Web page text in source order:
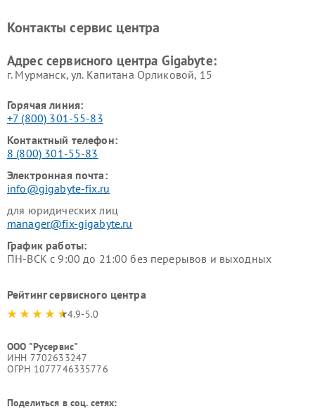
Контакты сервис центра
Адрес сервисного центра Gigabyte:
г. Мурманск, ул. Капитана Орликовой, 15
Горячая линия:
+7 (800) 301-55-83
Контактный телефон:
8 (800) 301-55-83
Электронная почта:
info@gigabyte-fix.ru
для юридических лиц
manager@fix-gigabyte.ru
График работы:
ПН-ВСК с 9:00 до 21:00 без перерывов и выходных
Рейтинг сервисного центра
4.9-5.0
ООО "Русервис"
ИНН 7702633247
ОГРН 1077746335776
Поделиться в соц. сетях: